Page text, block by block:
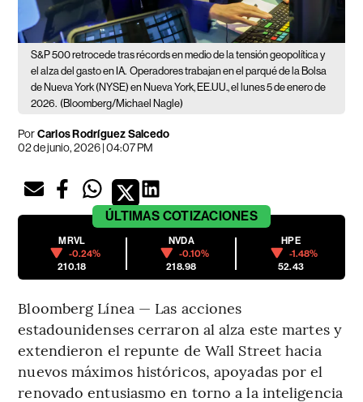
S&P 500 retrocede tras récords en medio de la tensión geopolítica y
el alza del gasto en IA. Operadores trabajan en el parqué de la Bolsa
de Nueva York (NYSE) en Nueva York, EE.UU., el lunes 5 de enero de
2026. (Bloomberg/Michael Nagle)
PorCarlos Rodríguez Salcedo
02 de junio, 2026 | 04:07 PM
ÚLTIMAS COTIZACIONES
MRVL
-0.24%
210.18
NVDA
-0.10%
218.98
HPE
-1.48%
52.43
Bloomberg Línea — Las acciones
estadounidenses cerraron al alza este martes y
extendieron el repunte de Wall Street hacia
nuevos máximos históricos, apoyadas por el
renovado entusiasmo en torno a la inteligencia